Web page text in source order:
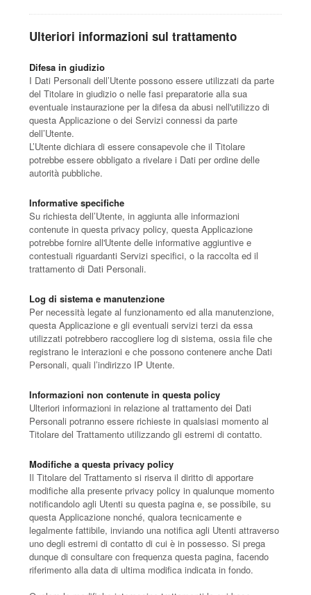
Ulteriori informazioni sul trattamento
Difesa in giudizio
I Dati Personali dell’Utente possono essere utilizzati da parte
del Titolare in giudizio o nelle fasi preparatorie alla sua
eventuale instaurazione per la difesa da abusi nell'utilizzo di
questa Applicazione o dei Servizi connessi da parte
dell’Utente.
L’Utente dichiara di essere consapevole che il Titolare
potrebbe essere obbligato a rivelare i Dati per ordine delle
autorità pubbliche.
Informative specifiche
Su richiesta dell’Utente, in aggiunta alle informazioni
contenute in questa privacy policy, questa Applicazione
potrebbe fornire all'Utente delle informative aggiuntive e
contestuali riguardanti Servizi specifici, o la raccolta ed il
trattamento di Dati Personali.
Log di sistema e manutenzione
Per necessità legate al funzionamento ed alla manutenzione,
questa Applicazione e gli eventuali servizi terzi da essa
utilizzati potrebbero raccogliere log di sistema, ossia file che
registrano le interazioni e che possono contenere anche Dati
Personali, quali l’indirizzo IP Utente.
Informazioni non contenute in questa policy
Ulteriori informazioni in relazione al trattamento dei Dati
Personali potranno essere richieste in qualsiasi momento al
Titolare del Trattamento utilizzando gli estremi di contatto.
Modifiche a questa privacy policy
Il Titolare del Trattamento si riserva il diritto di apportare
modifiche alla presente privacy policy in qualunque momento
notificandolo agli Utenti su questa pagina e, se possibile, su
questa Applicazione nonché, qualora tecnicamente e
legalmente fattibile, inviando una notifica agli Utenti attraverso
uno degli estremi di contatto di cui è in possesso. Si prega
dunque di consultare con frequenza questa pagina, facendo
riferimento alla data di ultima modifica indicata in fondo.